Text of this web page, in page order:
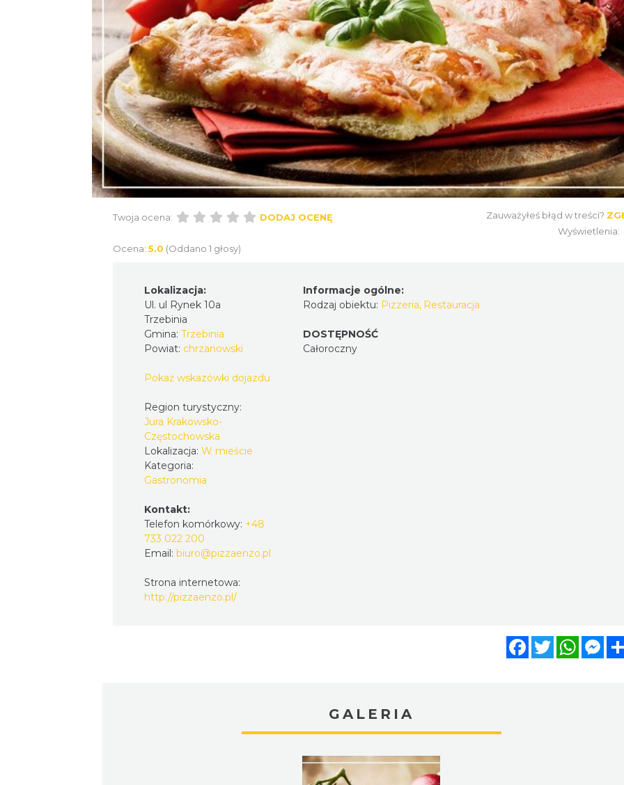
Twoja ocena: DODAJ OCENĘ
Ocena: 5.0 (Oddano 1 głosy)
Zauważyłeś błąd w treści?
Wyświetlenia:
Lokalizacja:
Ul. ul Rynek 10a
Trzebinia
Gmina: Trzebinia
Powiat: chrzanowski
Pokaż wskazówki dojazdu
Region turystyczny:
Jura Krakowsko-
Częstochowska
Lokalizacja: W mieście
Kategoria:
Gastronomia
Kontakt:
Telefon komórkowy: +48
733 022 200
Email: biuro@pizzaenzo.pl
Strona internetowa:
http://pizzaenzo.pl/
Informacje ogólne:
Rodzaj obiektu: Pizzeria, Restauracja
DOSTĘPNOŚĆ
Całoroczny
FacebookTwitter
GALERIA